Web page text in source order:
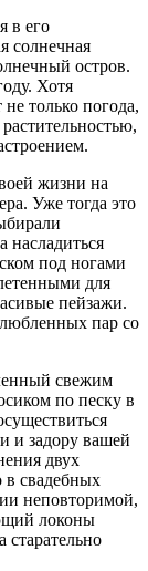
в его
солнечная
остров.
Хотя
только погода,
жизни на
Уже тогда это
насладиться
под ногами
для
пейзажи.
пар со
свежим
по песку в
и задору вашей
двух
свадебных
неповторимой,
локоны